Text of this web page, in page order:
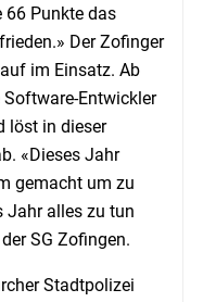
66 Punkte das
Der Zofinger
im Einsatz. Ab
Entwickler
löst in dieser
«Dieses Jahr
gemacht um zu
Jahr alles zu tun
SG Zofingen.
Stadtpolizei